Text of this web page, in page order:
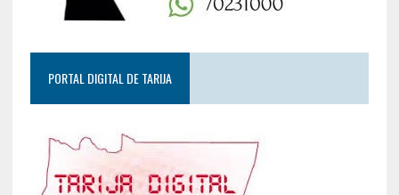
PORTAL DIGITAL DE TARIJA